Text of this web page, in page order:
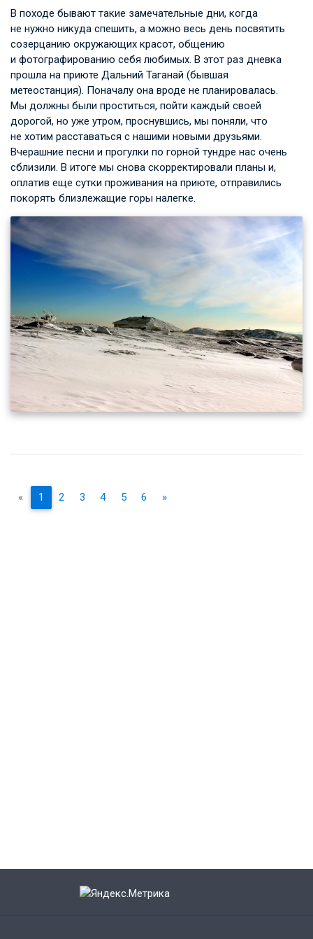
В походе бывают такие замечательные дни, когда
не нужно никуда спешить, а можно весь день посвятить
созерцанию окружающих красот, общению
и фотографированию себя любимых. В этот раз дневка
прошла на приюте Дальний Таганай (бывшая
метеостанция). Поначалу она вроде не планировалась.
Мы должны были проститься, пойти каждый своей
дорогой, но уже утром, проснувшись, мы поняли, что
не хотим расставаться с нашими новыми друзьями.
Вчерашние песни и прогулки по горной тундре нас очень
сблизили. В итоге мы снова скорректировали планы и,
оплатив еще сутки проживания на приюте, отправились
покорять близлежащие горы налегке.
« 1 2 3 4 5 6 »